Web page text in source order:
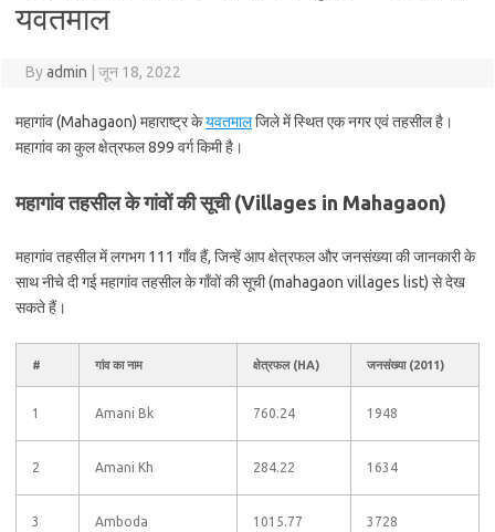
यवतमाल
Byadmin जून 18, 2022
महागांव (Mahagaon) महाराष्ट्र केयवतमालजिले में स्थित एक नगर एवं तहसील है।
महागांव का कुल क्षेत्रफल 899 वर्ग किमी है।
महागांव तहसील के गांवों की सूची (Villages in Mahagaon)
महागांव तहसील में लगभग 111 गाँव हैं, जिन्हें आप क्षेत्रफल और जनसंख्या की जानकारी के
साथ नीचे दी गई महागांव तहसील के गाँवों की सूची (mahagaon villages list) से देख
सकते हैं।
# गांव का नाम क्षेत्रफल (HA) जनसंख्या (2011)
1 Amani Bk 760.24 1948
2 Amani Kh 284.22 1634
3 Amboda 1015.77 3728